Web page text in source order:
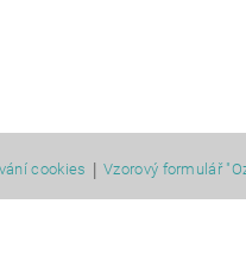
cookies | Vzorový formulář